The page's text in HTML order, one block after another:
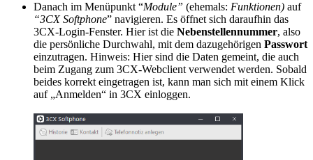
Danach im Menüpunkt “Module” (ehemals: Funktionen) auf
“3CX Softphone” navigieren. Es öffnet sich daraufhin das
3CX-Login-Fenster. Hier ist die Nebenstellennummer, also
die persönliche Durchwahl, mit dem dazugehörigen Passwort
einzutragen. Hinweis: Hier sind die Daten gemeint, die auch
beim Zugang zum 3CX-Webclient verwendet werden. Sobald
beides korrekt eingetragen ist, kann man sich mit einem Klick
auf „Anmelden“ in 3CX einloggen.